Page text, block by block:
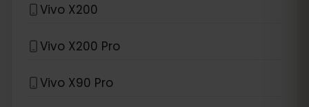
Vivo X200
Vivo X200 Pro
Vivo X90 Pro